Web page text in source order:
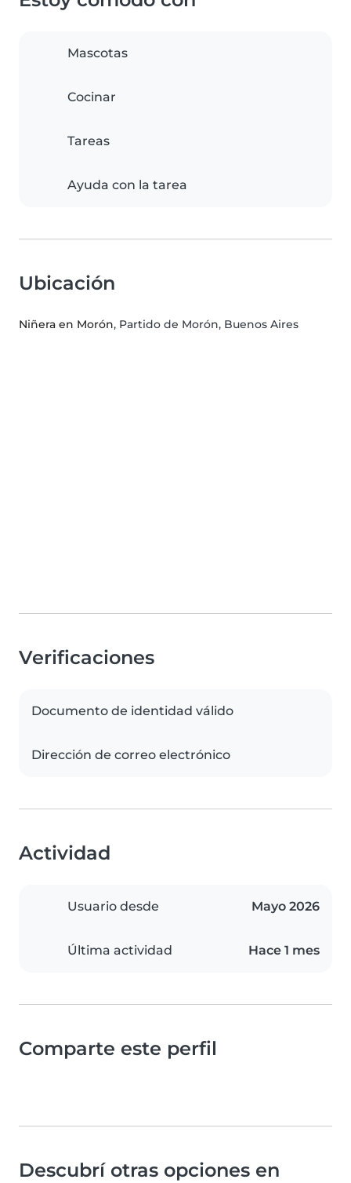
Mascotas
Cocinar
Tareas
Ayuda con la tarea
Ubicación
Niñera en Morón, Partido de Morón, Buenos Aires
Verificaciones
Documento de identidad válido
Dirección de correo electrónico
Actividad
Usuario desde Mayo 2026
Última actividad Hace 1 mes
Comparte este perfil
Descubrí otras opciones en